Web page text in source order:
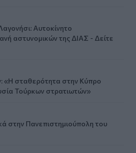
Αυτοκίνητο
αστυνομικών της ΔΙΑΣ - Δείτε
«Η σταθερότητα στην Κύπρο
Τούρκων στρατιωτών»
στην Πανεπιστημιούπολη του